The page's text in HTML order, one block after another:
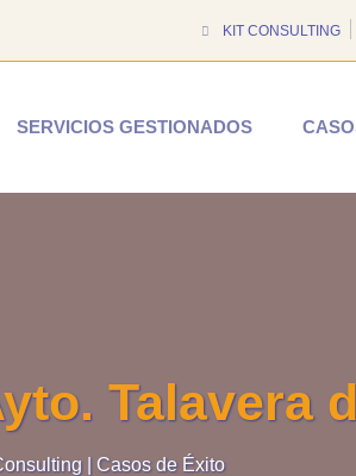
KIT CONSULTING
SERVICIOS GESTIONADOS
Talavera
| Casos de Éxito